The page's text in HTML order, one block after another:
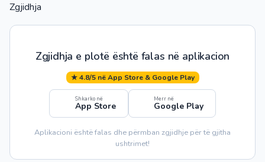
Zgjidhja
Zgjidhja e plotë është falas në aplikacion
★ 4.8/5 në App Store & Google Play
Shkarko në
App Store
Merr në
Google Play
Aplikacioni është falas dhe përmban zgjidhje për të gjitha
ushtrimet!